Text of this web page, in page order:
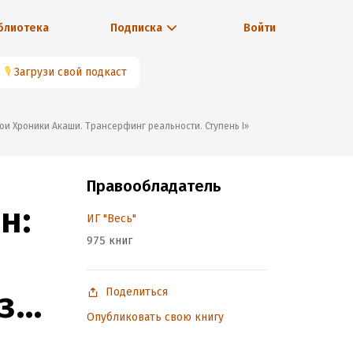
Подписка Войти
🎙 Загрузи свой подкаст
Хроники Акаши. Трансерфинг реальности. Ступень I»
Правообладатель
ИГ "Весь"
975 книг
Поделиться
Опубликовать свою книгу